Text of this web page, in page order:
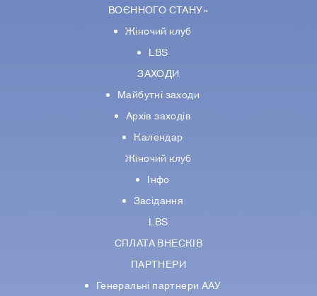
ВОЄННОГО СТАНУ»
Жіночий клуб
LBS
ЗАХОДИ
Майбутні заходи
Архів заходів
Календар
Жіночий клуб
Інфо
Засідання
LBS
СПЛАТА ВНЕСКІВ
ПАРТНЕРИ
Генеральні партнери ААУ